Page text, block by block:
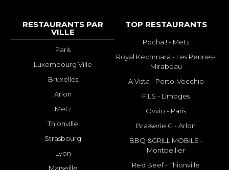
RESTAURANTS PAR
VILLE
Paris
Luxembourg Ville
Bruxelles
Arlon
Metz
Thionville
Strasbourg
Lyon
Marseille
TOP RESTAURANTS
Pocha ! - Metz
Royal Kechmara - Les Pennes-
Mirabeau
A Vista - Porto-Vecchio
FILS - Limoges
Ovvio - Paris
Brasserie G - Arlon
BBQ &GRILL MOBILE -
Montpellier
Red Beef - Thionville